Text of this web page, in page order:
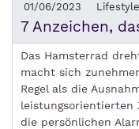
01/06/2023 Lifestyle
7 Anzeichen,
Das Hamsterrad
macht sich
Regel als die
die persönlichen